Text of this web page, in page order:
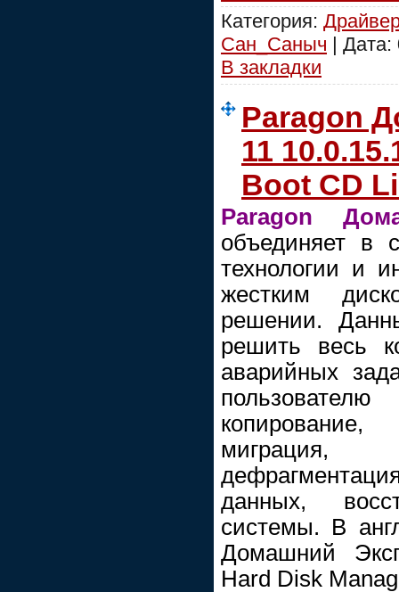
Категория:
Сан_Саныч | Дата:
В закладки
Paragon
11
Boot CD
Paragon
объединяет в
технологии и
жестким
решении.
решить весь
аварийных
данных,
системы. В
Домашний
Hard Disk